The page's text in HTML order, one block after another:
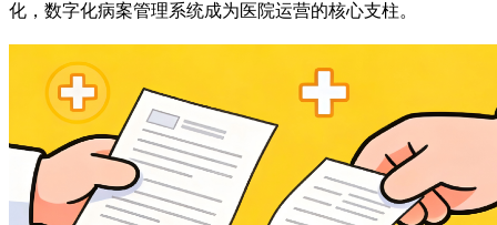
化，数字化病案管理系统成为医院运营的核心支柱。